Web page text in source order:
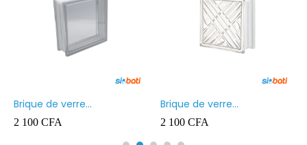
Brique de verre
190X190X80MM Transparent
2 100 CFA
Brique de verre
190X190X80MM CROSS
2 100 CFA